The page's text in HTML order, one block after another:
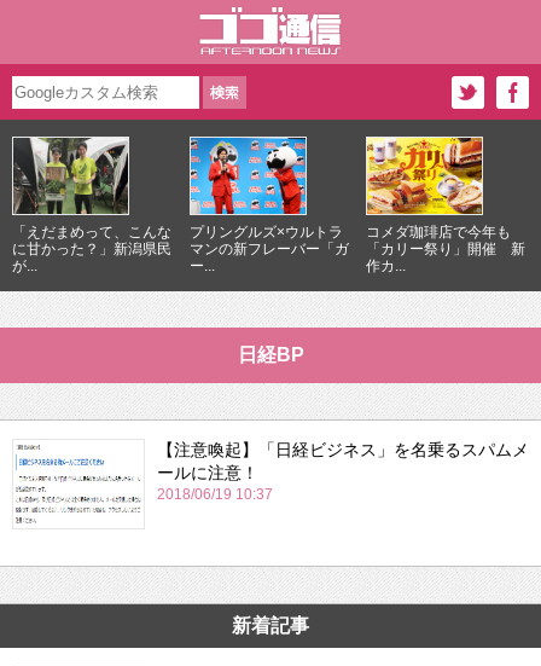
「えだまめって、こんな
に甘かった？」新潟県民
が...
プリングルズ×ウルトラ
マンの新フレーバー「ガ
ー...
コメダ珈琲店で今年も
「カリー祭り」開催 新
作カ...
日経BP
【注意喚起】「日経ビジネス」を名乗るスパムメ
ールに注意！
2018/06/19 10:37
新着記事